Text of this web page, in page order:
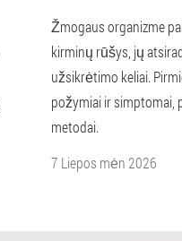
Žmogaus organizme
kirminų rūšys, jų
užsikrėtimo keliai.
požymiai ir simptomai,
metodai.
7 Liepos mėn 2026